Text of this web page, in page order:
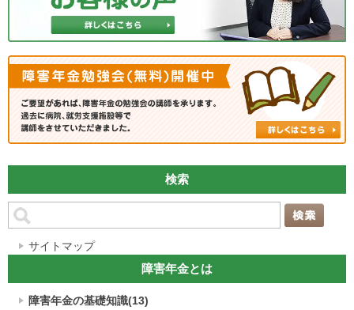
検索
サイトマップ
障害年金とは
障害年金の基礎知識(13)